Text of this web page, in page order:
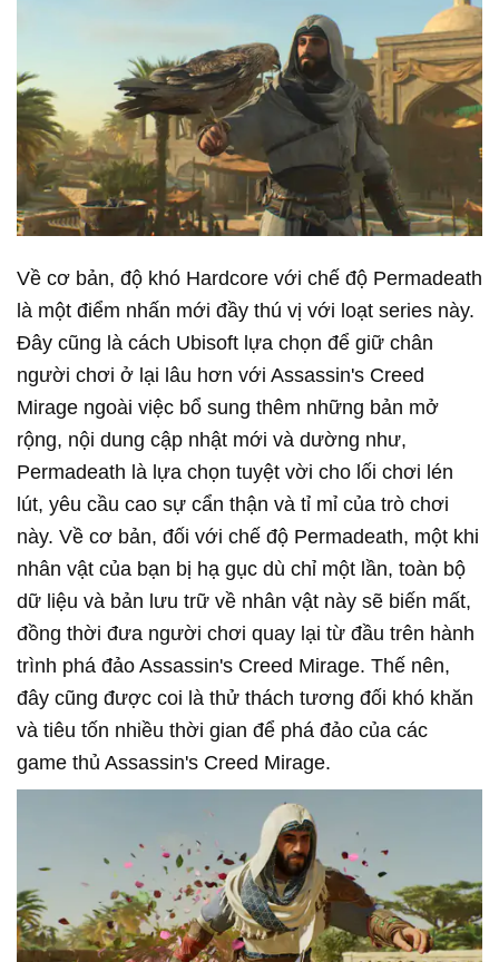
Về cơ bản, độ khó Hardcore với chế độ Permadeath
là một điểm nhấn mới đầy thú vị với loạt series này.
Đây cũng là cách Ubisoft lựa chọn để giữ chân
người chơi ở lại lâu hơn với Assassin's Creed
Mirage ngoài việc bổ sung thêm những bản mở
rộng, nội dung cập nhật mới và dường như,
Permadeath là lựa chọn tuyệt vời cho lối chơi lén
lút, yêu cầu cao sự cẩn thận và tỉ mỉ của trò chơi
này. Về cơ bản, đối với chế độ Permadeath, một khi
nhân vật của bạn bị hạ gục dù chỉ một lần, toàn bộ
dữ liệu và bản lưu trữ về nhân vật này sẽ biến mất,
đồng thời đưa người chơi quay lại từ đầu trên hành
trình phá đảo Assassin's Creed Mirage. Thế nên,
đây cũng được coi là thử thách tương đối khó khăn
và tiêu tốn nhiều thời gian để phá đảo của các
game thủ Assassin's Creed Mirage.